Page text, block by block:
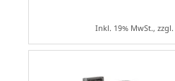
Inkl. 19% MwSt., zzgl.